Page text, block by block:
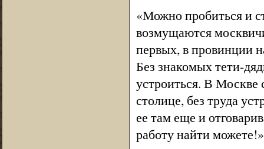
«Можно пробиться и
возмущаются
первых, в провинции
Без знакомых тети-
устроиться. В Москве
столице, без труда
ее там еще и
работу найти можете!»